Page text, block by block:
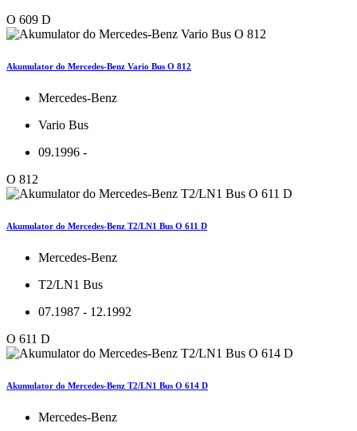
O 609 D
Akumulator do Mercedes-Benz Vario Bus O 812
Mercedes-Benz
Vario Bus
09.1996 -
O 812
Akumulator do Mercedes-Benz T2/LN1 Bus O 611 D
Mercedes-Benz
T2/LN1 Bus
07.1987 - 12.1992
O 611 D
Akumulator do Mercedes-Benz T2/LN1 Bus O 614 D
Mercedes-Benz